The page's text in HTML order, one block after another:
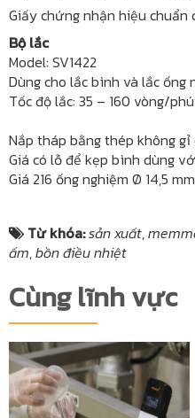
Giấy chứng nhận hiệu chuẩn
Bộ lắc
Model: SV1422
Dùng cho lắc bình và lắc ống
Tốc độ lắc: 35 – 160 vòng/
Nắp tháp bằng thép không
Giá có lỗ để kẹp bình dùng
Giá 216 ống nghiệm Ø 14,5
Từ khóa:sản xuất,
ấm,bồn điều nhiệt
Cùng lĩnh vực